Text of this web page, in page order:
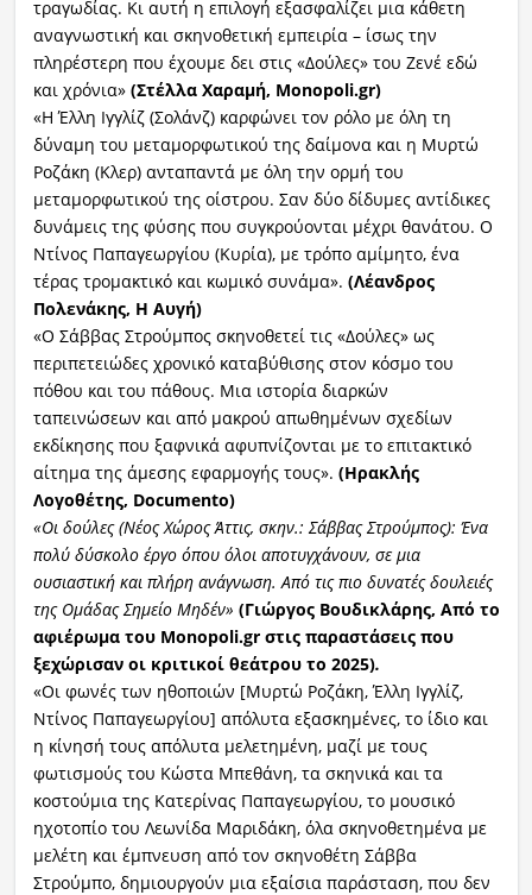
τραγωδίας. Κι αυτή η επιλογή εξασφαλίζει μια κάθετη
αναγνωστική και σκηνοθετική εμπειρία – ίσως την
πληρέστερη που έχουμε δει στις «Δούλες» του Ζενέ εδώ
και χρόνια» (Στέλλα Χαραμή, Monopoli.gr)
«Η Έλλη Ιγγλίζ (Σολάνζ) καρφώνει τον ρόλο με όλη τη
δύναμη του μεταμορφωτικού της δαίμονα και η Μυρτώ
Ροζάκη (Κλερ) ανταπαντά με όλη την ορμή του
μεταμορφωτικού της οίστρου. Σαν δύο δίδυμες αντίδικες
δυνάμεις της φύσης που συγκρούονται μέχρι θανάτου. Ο
Ντίνος Παπαγεωργίου (Κυρία), με τρόπο αμίμητο, ένα
τέρας τρομακτικό και κωμικό συνάμα». (Λέανδρος
Πολενάκης, Η Αυγή)
«Ο Σάββας Στρούμπος σκηνοθετεί τις «Δούλες» ως
περιπετειώδες χρονικό καταβύθισης στον κόσμο του
πόθου και του πάθους. Μια ιστορία διαρκών
ταπεινώσεων και από μακρού απωθημένων σχεδίων
εκδίκησης που ξαφνικά αφυπνίζονται με το επιτακτικό
αίτημα της άμεσης εφαρμογής τους». (Ηρακλής
Λογοθέτης, Documento)
«Οι δούλες (Νέος Χώρος Άττις, σκην.: Σάββας Στρούμπος): Ένα
πολύ δύσκολο έργο όπου όλοι αποτυγχάνουν, σε μια
ουσιαστική και πλήρη ανάγνωση. Από τις πιο δυνατές δουλειές
της Ομάδας Σημείο Μηδέν» (Γιώργος Βουδικλάρης, Από το
αφιέρωμα του Monopoli.grστις παραστάσεις που
ξεχώρισαν οι κριτικοί θεάτρου το 2025).
«Οι φωνές των ηθοποιών [Μυρτώ Ροζάκη, Έλλη Ιγγλίζ,
Ντίνος Παπαγεωργίου] απόλυτα εξασκημένες, το ίδιο και
η κίνησή τους απόλυτα μελετημένη, μαζί με τους
φωτισμούς του Κώστα Μπεθάνη, τα σκηνικά και τα
κοστούμια της Κατερίνας Παπαγεωργίου, το μουσικό
ηχοτοπίο του Λεωνίδα Μαριδάκη, όλα σκηνοθετημένα με
μελέτη και έμπνευση από τον σκηνοθέτη Σάββα
Στρούμπο, δημιουργούν μια εξαίσια παράσταση, που δεν